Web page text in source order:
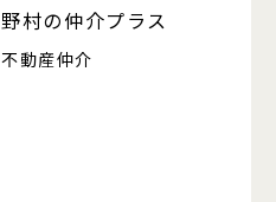
野村の仲介プラス
不動産仲介